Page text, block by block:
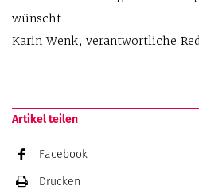
wünscht
Karin Wenk, verantwortliche
Artikel teilen
Facebook
Drucken